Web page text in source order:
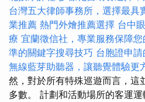
台灣五大律師事務所，選擇最具
業推薦 熱門外燴推薦選擇 台中
療 宜蘭徵信社，專業服務保障
準的關鍵字搜尋技巧 台胞證申
無線藍芽助聽器，讓聽覺體驗更
然，對於所有特殊巡遊而言，這
多數。 計劃和活動場所的客運